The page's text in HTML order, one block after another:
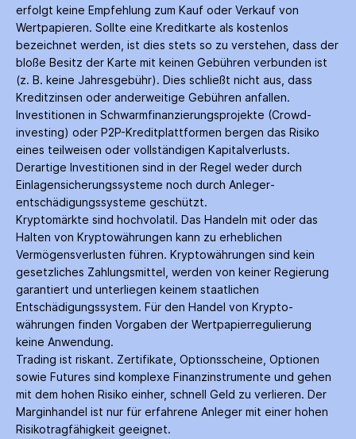
erfolgt keine Empfehlung zum Kauf oder Verkauf von
Wertpapieren. Sollte eine Kreditkarte als kostenlos
bezeichnet werden, ist dies stets so zu verstehen, dass der
bloße Besitz der Karte mit keinen Gebühren verbunden ist
(z. B. keine Jahres­gebühr). Dies schließt nicht aus, dass
Kredit­zinsen oder anderweitige Gebühren anfallen.
Investitionen in Schwarm­finanzierungs­projekte (Crowd­
investing) oder P2P-Kredit­plattformen bergen das Risiko
eines teilweisen oder vollständigen Kapitalverlusts.
Derartige Investitionen sind in der Regel weder durch
Einlagen­sicherungs­systeme noch durch Anleger­
entschädigungs­systeme geschützt.
Kryptomärkte sind hochvolatil. Das Handeln mit oder das
Halten von Krypto­währungen kann zu erheblichen
Vermögensverlusten führen. Krypto­währungen sind kein
gesetzliches Zahlungs­mittel, werden von keiner Regierung
garantiert und unterliegen keinem staatlichen
Entschädigungs­system. Für den Handel von Krypto­
währungen finden Vorgaben der Wertpapier­regulierung
keine Anwendung.
Trading ist riskant. Zertifikate, Options­scheine, Optionen
sowie Futures sind komplexe Finanz­instrumente und gehen
mit dem hohen Risiko einher, schnell Geld zu verlieren. Der
Margin­handel ist nur für erfahrene Anleger mit einer hohen
Risiko­tragfähigkeit geeignet.